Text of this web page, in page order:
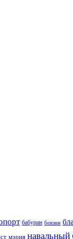
бабурин бензин
мэрия навальный